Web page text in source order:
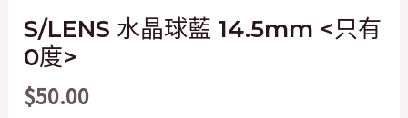
S/LENS 水晶球藍 14.5mm <只有
0度>
$50.00
球
藍
quantity